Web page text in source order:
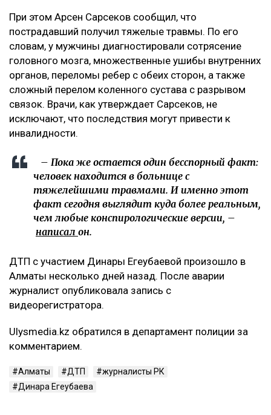
При этом Арсен Сарсеков сообщил, что
пострадавший получил тяжелые травмы. По его
словам, у мужчины диагностировали сотрясение
головного мозга, множественные ушибы внутренних
органов, переломы ребер с обеих сторон, а также
сложный перелом коленного сустава с разрывом
связок. Врачи, как утверждает Сарсеков, не
исключают, что последствия могут привести к
инвалидности.
– Пока же остается один бесспорный факт:
человек находится в больнице с
тяжелейшими травмами. И именно этот
факт сегодня выглядит куда более реальным,
чем любые конспирологические версии, –
написал он.
ДТП с участием Динары Егеубаевой произошло в
Алматы несколько дней назад. После аварии
журналист опубликовала запись с
видеорегистратора.
Ulysmedia.kz обратился в департамент полиции за
комментарием.
Алматы ДТП
журналисты РК
Динара Егеубаева